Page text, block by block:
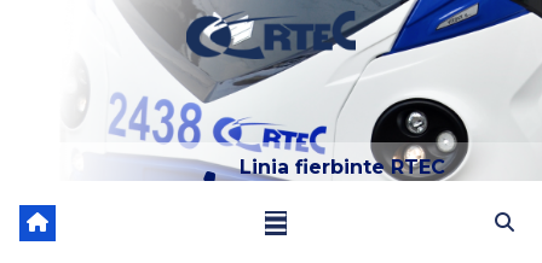
Linia fierbinte RTEC